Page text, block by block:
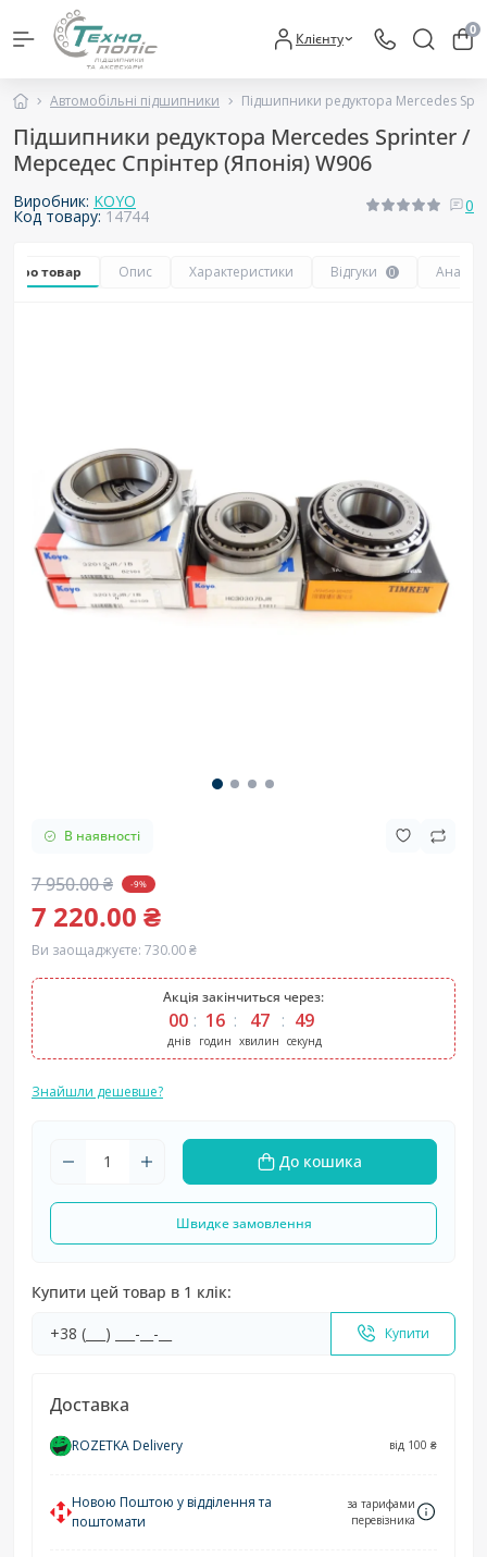
Клієнту 0
Автомобільні підшипники Підшипники редуктора Mercedes
Підшипники редуктора Mercedes Sprinter /
Мерседес Спрінтер (Японія) W906
Виробник: KOYO
Код товару:14744
0
про товар Опис Характеристики Відгуки 0
В наявності
7 950.00 ₴ -9%
7 220.00 ₴
Ви заощаджуєте: 730.00 ₴
Акція закінчиться через:
00
днів
16
годин
47
хвилин
49
секунд
Знайшли дешевше?
До кошика
Швидке замовлення
Купити цей товар в 1 клік:
Купити
Доставка
ROZETKA Delivery від 100 ₴
Новою Поштою у відділення та
поштомати
за тарифами
перевізника